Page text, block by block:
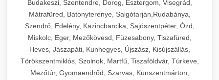
Budakeszi, Szentendre, Dorog, Esztergom, Visegrád,
Mátrafüred, Bátonyterenye, Salgótarján,Rudabánya,
Szendrő, Edelény, Kazincbarcika, Sajószentpéter, Ózd,
Miskolc, Eger, Mezőkövesd, Füzesabony, Tiszafüred,
Heves, Jászapáti, Kunhegyes, Újszász, Kisújszállás,
Törökszentmiklós, Szolnok, Martfű, Tiszaföldvár, Túrkeve,
Mezőtúr, Gyomaendrőd, Szarvas, Kunszentmárton,